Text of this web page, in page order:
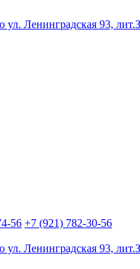
ул. Ленинградская 93, лит.З
56 +7 (921) 782-30-56
ул. Ленинградская 93, лит.З